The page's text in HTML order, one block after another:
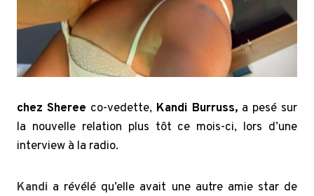
chez Sheree co-vedette, Kandi Burruss,a pesé sur
la nouvelle relation plus tôt ce mois-ci, lors d’une
interview à la radio.
Kandi a révélé qu’elle avait une autre amie star de